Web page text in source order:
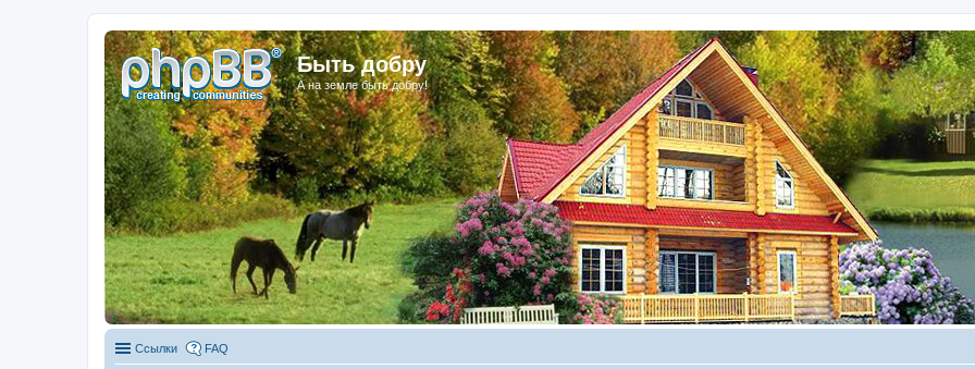
Быть добру
А на земле быть добру!
Ссылки FAQ